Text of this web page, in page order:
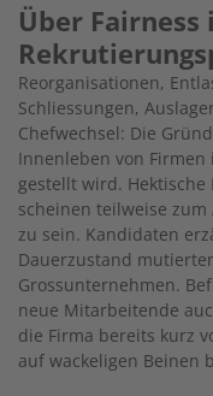
Über Fairness
Reorganisationen,
Schliessungen,
Chefwechsel: Die
Innenleben von
gestellt wird.
scheinen teilweise
zu sein. Kandidaten
Dauerzustand
Grossunternehmen.
neue Mitarbeitende
die Firma bereits kurz
auf wackeligen Beinen